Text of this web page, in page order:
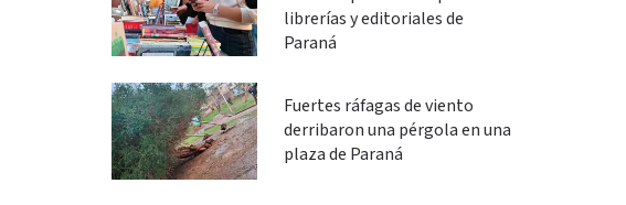
librerías y editoriales de
Paraná
Fuertes ráfagas de viento
derribaron una pérgola en una
plaza de Paraná